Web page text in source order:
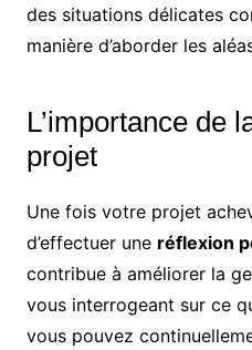
des situations délicates
manière d’aborder les
L’importance de
projet
Une fois votre projet
d’effectuer une réflexion
contribue à améliorer la
vous interrogeant sur ce
vous pouvez